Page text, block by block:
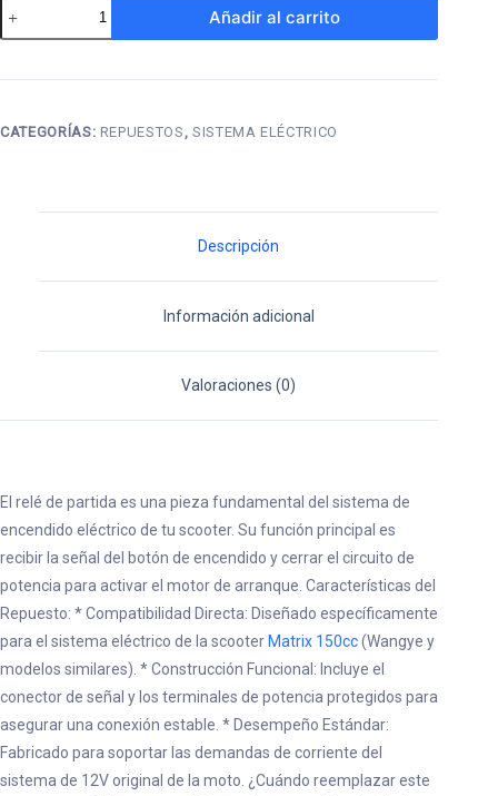
de
para
cantidad
Añadir al carrito
CATEGORÍAS: REPUESTOS , SISTEMA ELÉCTRICO
Descripción
Información adicional
Valoraciones (0)
El relé de partida es una pieza fundamental del sistema de
encendido eléctrico de tu scooter. Su función principal es
recibir la señal del botón de encendido y cerrar el circuito de
potencia para activar el motor de arranque. Características del
Repuesto: * Compatibilidad Directa: Diseñado específicamente
para el sistema eléctrico de la scooter Matrix 150cc(Wangye y
modelos similares). * Construcción Funcional: Incluye el
conector de señal y los terminales de potencia protegidos para
asegurar una conexión estable. * Desempeño Estándar:
Fabricado para soportar las demandas de corriente del
sistema de 12V original de la moto. ¿Cuándo reemplazar este